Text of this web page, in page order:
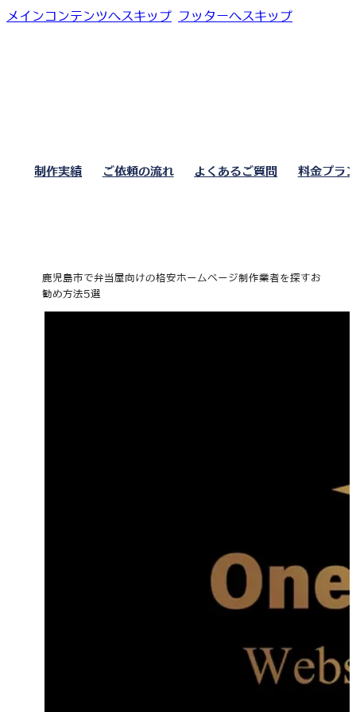
メインコンテンツへスキップ フッターへスキップ
制作実績 ご依頼の流れ よくあるご質問 料金プラ
鹿児島市で弁当屋向けの格安ホームページ制作業者を探すお
勧め方法5選